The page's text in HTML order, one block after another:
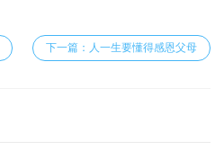
下一篇：人一生要懂得感恩父母